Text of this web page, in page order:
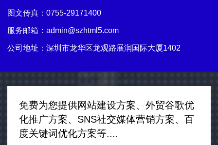
图文传真：0755-29171400
服务邮箱： admin@szhtml5.com
公司地址：深圳市龙华区龙观路展润国际大厦1402
免费为您提供网站建设方案、外贸谷歌优
化推广方案、SNS社交媒体营销方案、百
度关键词优化方案等....